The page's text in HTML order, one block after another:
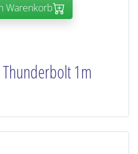
Warenkorb
Thunderbolt 1m